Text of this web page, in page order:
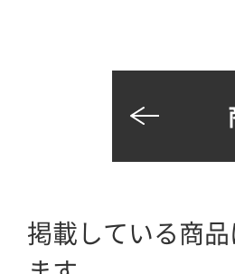
掲載している商